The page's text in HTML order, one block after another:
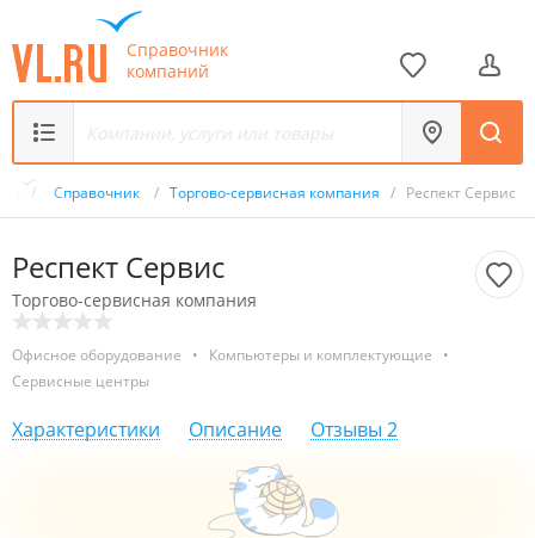
Справочник
компаний
/ Справочник / Торгово-сервисная компания / Респект Сервис
Респект Сервис
Торгово-сервисная компания
Офисное оборудование • Компьютеры и комплектующие
•
Сервисные центры
Характеристики Описание Отзывы 2